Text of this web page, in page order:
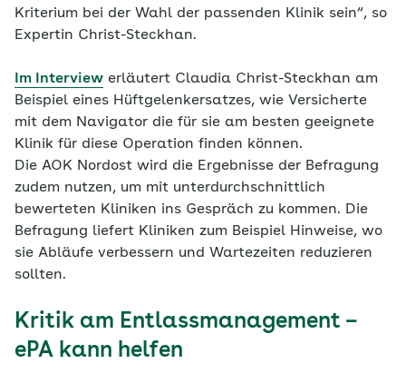
Kriterium bei der Wahl der passenden Klinik sein“, so
Expertin Christ-Steckhan.
Im Interview erläutert Claudia Christ-Steckhan am
Beispiel eines Hüftgelenkersatzes, wie Versicherte
mit dem Navigator die für sie am besten geeignete
Klinik für diese Operation finden können.
Die AOK Nordost wird die Ergebnisse der Befragung
zudem nutzen, um mit unterdurchschnittlich
bewerteten Kliniken ins Gespräch zu kommen. Die
Befragung liefert Kliniken zum Beispiel Hinweise, wo
sie Abläufe verbessern und Wartezeiten reduzieren
sollten.
Kritik am Entlassmanagement –
ePA kann helfen